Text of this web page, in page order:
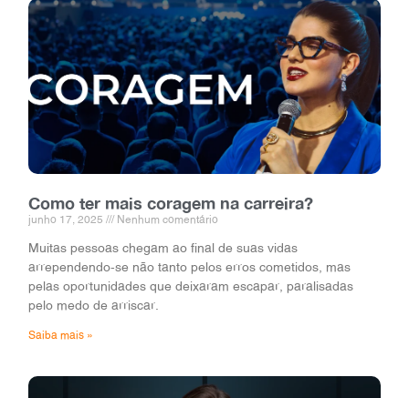
Como ter mais coragem na carreira?
junho 17, 2025 Nenhum comentário
Muitas pessoas chegam ao final de suas vidas
arrependendo-se não tanto pelos erros cometidos, mas
pelas oportunidades que deixaram escapar, paralisadas
pelo medo de arriscar.
Saiba mais »